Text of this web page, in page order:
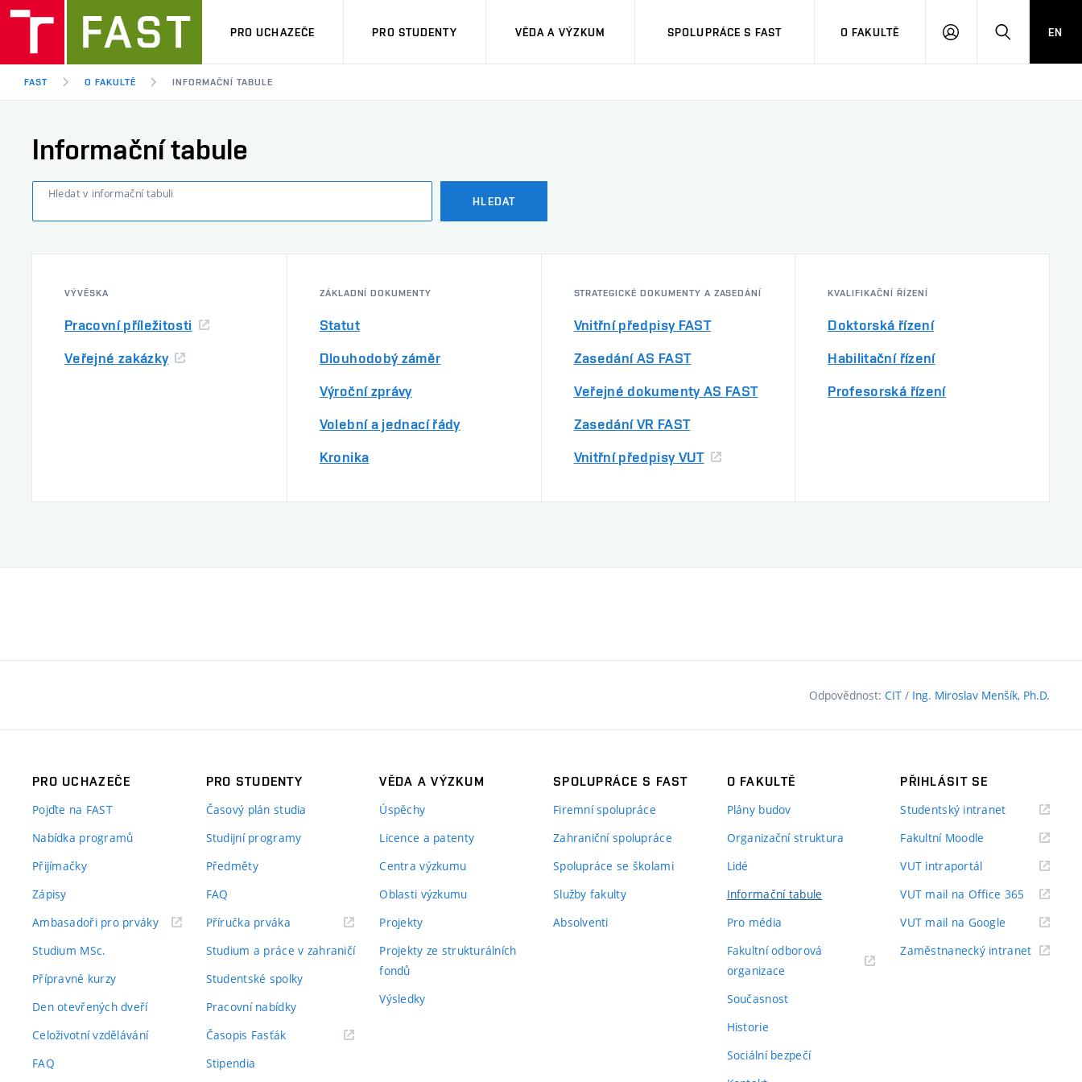
PRO UCHAZEČE PRO STUDENTY VĚDA A VÝZKUM SPOLUPRÁCE S FAST O FAKULTĚ
PŘIHLÁSITHLEDAT
EN
FAST O FAKULTĚ INFORMAČNÍ TABULE
Informační tabule
Hledat v informační tabuli
HLEDAT
VÝVĚSKA
Pracovní příležitosti
Veřejné zakázky
ZÁKLADNÍ DOKUMENTY
Statut
Dlouhodobý záměr
Výroční zprávy
Volební a jednací řády
Kronika
STRATEGICKÉ DOKUMENTY A ZASEDÁNÍ
Vnitřní předpisy FAST
Zasedání AS FAST
Veřejné dokumenty AS FAST
Zasedání VR FAST
Vnitřní předpisy VUT
KVALIFIKAČNÍ ŘÍZENÍ
Doktorská řízení
Habilitační řízení
Profesorská řízení
Odpovědnost: CIT / Ing. Miroslav Menšík, Ph.D.
PRO UCHAZEČE
Pojďte na FAST
Nabídka programů
Přijímačky
Zápisy
Ambasadoři pro prváky(externí
Studium MSc.
Přípravné kurzy
Den otevřených dveří
Celoživotní vzdělávání
FAQ
PRO STUDENTY
Časový plán studia
Studijní programy
Předměty
FAQ
Příručka prváka(externí
Studium a práce v zahraničí
Studentské spolky
Pracovní nabídky
Časopis Fasťák(externí
Stipendia
VĚDA A VÝZKUM
Úspěchy
Licence a patenty
Centra výzkumu
Oblasti výzkumu
Projekty
Projekty ze strukturálních
fondů
Výsledky
SPOLUPRÁCE S FAST
Firemní spolupráce
Zahraniční spolupráce
Spolupráce se školami
Služby fakulty
Absolventi
O FAKULTĚ
Plány budov
Organizační struktura
Lidé
Informační tabule
Pro média
Fakultní odborová
organizace
Současnost
Historie
Sociální bezpečí
PŘIHLÁSIT SE
Studentský intranet(externí
Fakultní Moodle
VUT intraportál(externí
VUT mail na Office 365 (externí
odkaz)
VUT mail na Google (externí
Zaměstnanecký intranet(externí